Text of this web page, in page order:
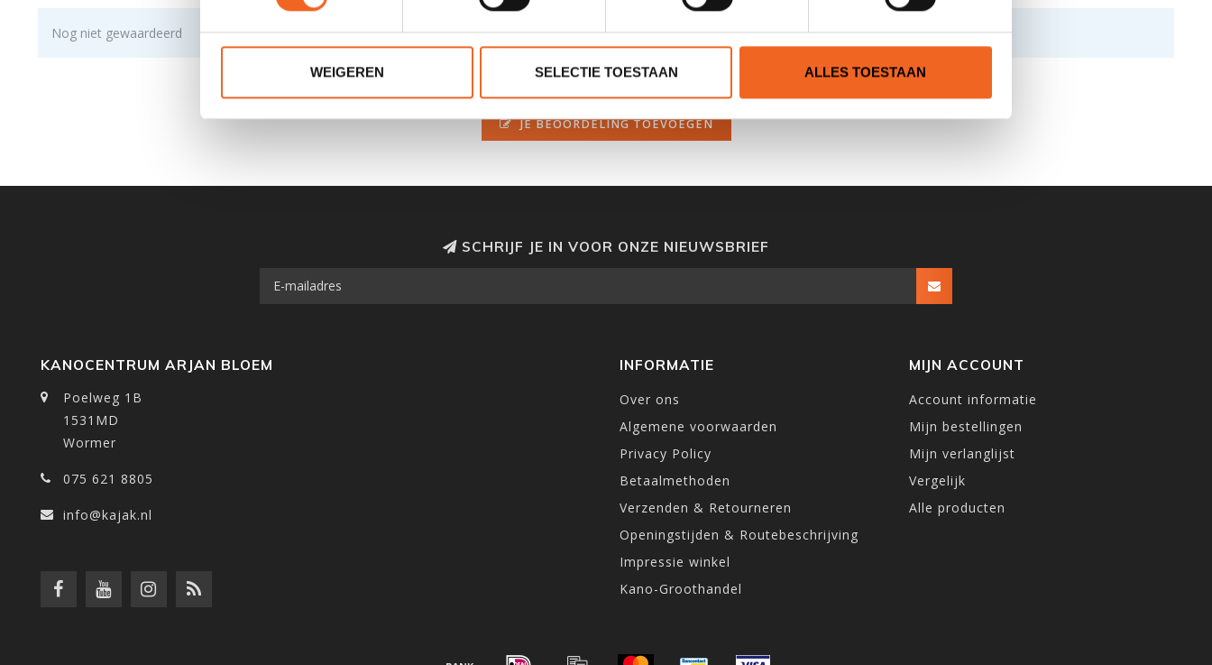
WEIGEREN SELECTIE TOESTAAN ALLES TOESTAAN
Nog niet gewaardeerd
0 sterren op basis van 0 beoordelingen
JE BEOORDELING TOEVOEGEN
SCHRIJF JE IN VOOR ONZE NIEUWSBRIEF
KANOCENTRUM ARJAN BLOEM
Poelweg 1B
1531MD
Wormer
075 621 8805
info@kajak.nl
INFORMATIE
Over ons
Algemene voorwaarden
Privacy Policy
Betaalmethoden
Verzenden & Retourneren
Openingstijden & Routebeschrijving
Impressie winkel
Kano-Groothandel
MIJN ACCOUNT
Account informatie
Mijn bestellingen
Mijn verlanglijst
Vergelijk
Alle producten